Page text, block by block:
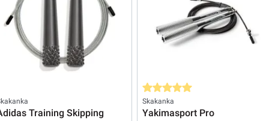
Training Skipping
Średnia ocena 5 z 5 gwiazdek
Skakanka
Yakimasport Pro